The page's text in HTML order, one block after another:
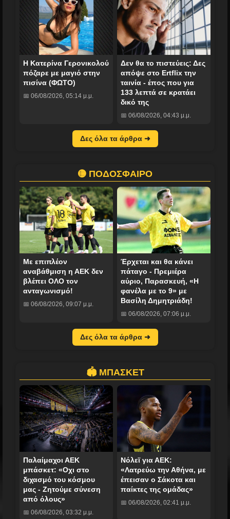
Η Κατερίνα Γερονικολού
πόζαρε με μαγιό στην
πισίνα (ΦΩΤΟ)
📅 06/08/2026, 05:14 μ.μ.
Δεν θα το πιστεύεις: Δες
απόψε στο Ertflix την
ταινία - έπος που για
133 λεπτά σε κρατάει
δικό της
📅 06/08/2026, 04:43 μ.μ.
Δες όλα τα άρθρα ➜
🟡 ΠΟΔΟΣΦΑΙΡΟ
Με επιπλέον
αναβάθμιση η ΑΕΚ δεν
βλέπει ΟΛΟ τον
ανταγωνισμό!
📅 06/08/2026, 09:07 μ.μ.
Έρχεται και θα κάνει
πάταγο - Πρεμιέρα
αύριο, Παρασκευή, «Η
φανέλα με το 9» με
Βασίλη Δημητριάδη!
📅 06/08/2026, 07:06 μ.μ.
Δες όλα τα άρθρα ➜
🏟️ ΜΠΑΣΚΕΤ
Παλαίμαχοι ΑΕΚ
μπάσκετ: «Οχι στο
διχασμό του κόσμου
μας - Ζητούμε σύνεση
από όλους»
📅 06/08/2026, 03:32 μ.μ.
Νόλεϊ για ΑΕΚ:
«Λατρεύω την Αθήνα, με
έπεισαν ο Σάκοτα και
παίκτες της ομάδας»
📅 06/08/2026, 02:41 μ.μ.